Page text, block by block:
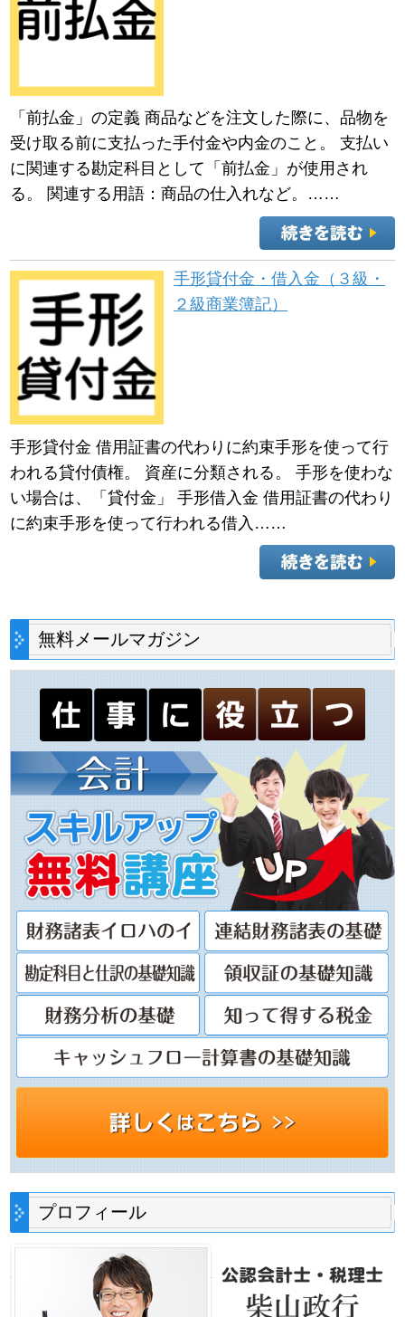
「前払金」の定義 商品などを注文した際に、品物を
受け取る前に支払った手付金や内金のこと。 支払い
に関連する勘定科目として「前払金」が使用され
る。 関連する用語：商品の仕入れなど。……
手形貸付金・借入金（３級・
２級商業簿記）
手形貸付金 借用証書の代わりに約束手形を使って行
われる貸付債権。 資産に分類される。 手形を使わな
い場合は、「貸付金」 手形借入金 借用証書の代わり
に約束手形を使って行われる借入……
無料メールマガジン
プロフィール